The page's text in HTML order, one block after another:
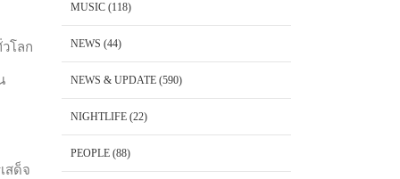
โลก
สด็จ
MUSIC(118)
NEWS (44)
NEWS & UPDATE(590)
NIGHTLIFE(22)
PEOPLE(88)